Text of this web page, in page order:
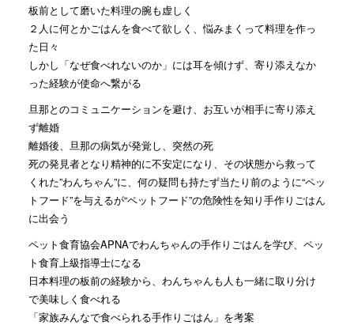
板前として磨いた料理の腕も虚しく
２人に何とかごはんを食べて欲しく、悩みまくって料理を作っ
た日々
しかし「なぜ食べれないのか」には耳を傾けず、寄り添えなか
った経験が使命へ繋がる
旦那とのコミュニケーションを避け、お互いが相手に寄り添え
ず離婚
離婚後、旦那の病気が発覚し、突然の死
死の発見者となり精神的に不安定になり、その状態から救って
くれた”わんちゃん”に、何の疑問も持たず当たり前のように“ペッ
トフード”を与えるが“ペットフード”の危険性を知り手作りごはん
に出会う
ペット食育協会APNAでわんちゃんの手作りごはんを学び、ペッ
ト食育上級指導士になる
日本料理の板前の経験から、わんちゃんも人も一緒に取り分け
で美味しく食べれる
「家族みんなで食べられる手作りごはん」を考案